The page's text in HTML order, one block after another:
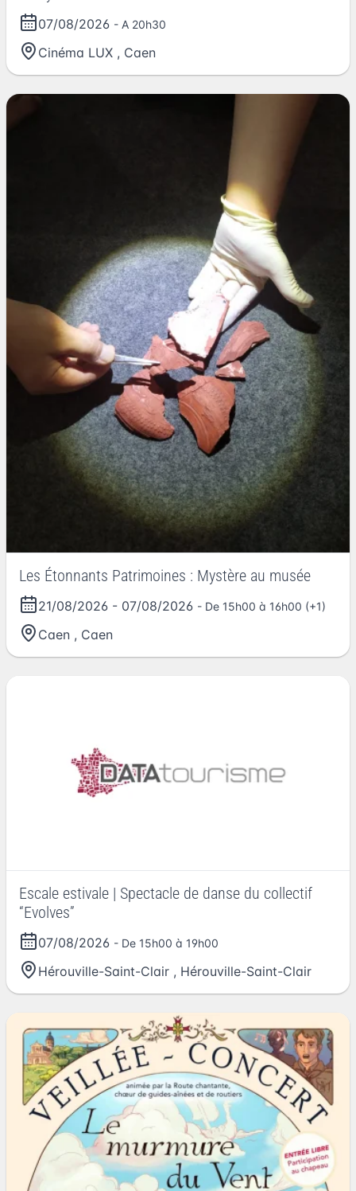
07/08/2026 - A 20h30
Cinéma LUX , Caen
Les Étonnants Patrimoines : Mystère au musée
21/08/2026 - 07/08/2026 - De 15h00 à 16h00 (+1)
Caen , Caen
Escale estivale | Spectacle de danse du collectif
“Evolves”
07/08/2026 - De 15h00 à 19h00
Hérouville-Saint-Clair , Hérouville-Saint-Clair